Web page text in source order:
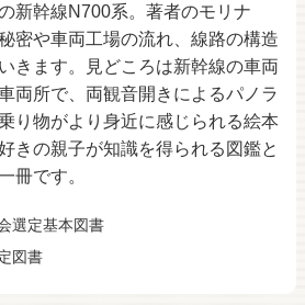
新幹線N700系。著者のモリナ
密や車両工場の流れ、線路の構造
きます。見どころは新幹線の車両
両所で、両観音開きによるパノラ
り物がより身近に感じられる絵本
きの親子が知識を得られる図鑑と
冊です。
選定基本図書
図書